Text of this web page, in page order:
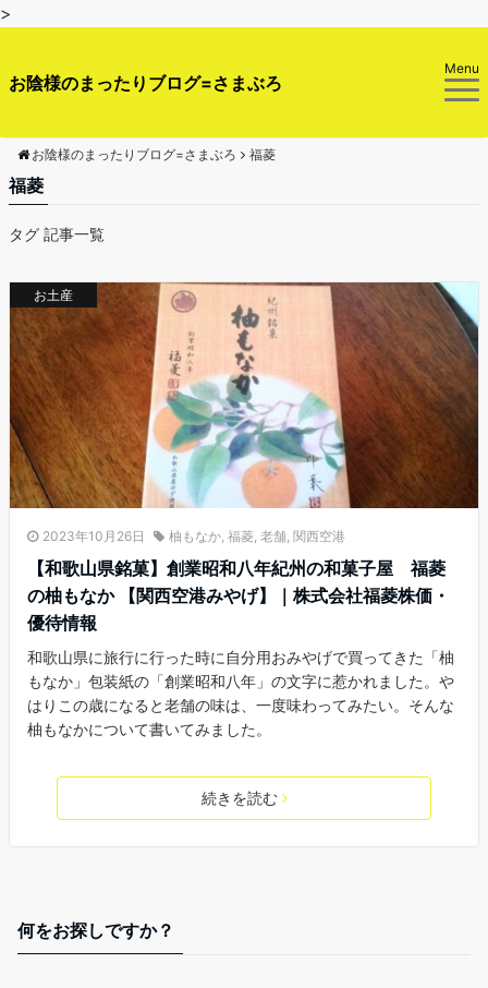
>
お陰様のまったりブログ=さまぶろ
Menu
お陰様のまったりブログ=さまぶろ 福菱
福菱
タグ 記事一覧
お土産
2023年10月26日 柚もなか, 福菱, 老舗, 関西空港
【和歌山県銘菓】創業昭和八年紀州の和菓子屋 福菱
の柚もなか 【関西空港みやげ】｜株式会社福菱株価・
優待情報
和歌山県に旅行に行った時に自分用おみやげで買ってきた「柚
もなか」包装紙の「創業昭和八年」の文字に惹かれました。や
はりこの歳になると老舗の味は、一度味わってみたい。そんな
柚もなかについて書いてみました。
続きを読む
何をお探しですか？